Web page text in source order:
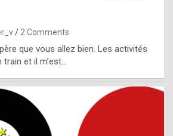
p
e
c
i
l
2 Comments
que vous allez bien. Les activités
et il m’est…